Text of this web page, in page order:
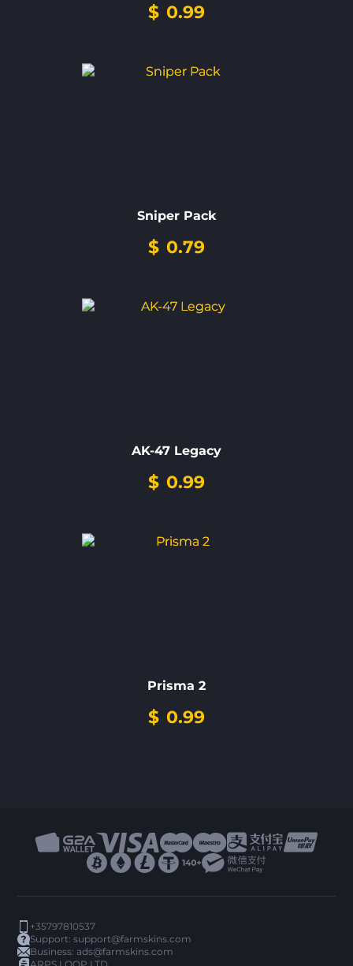
$ 0.99
Sniper Pack
$ 0.79
AK-47 Legacy
$ 0.99
Prisma 2
$ 0.99
+35797810537
Support:support@farmskins.com
Business:ads@farmskins.com